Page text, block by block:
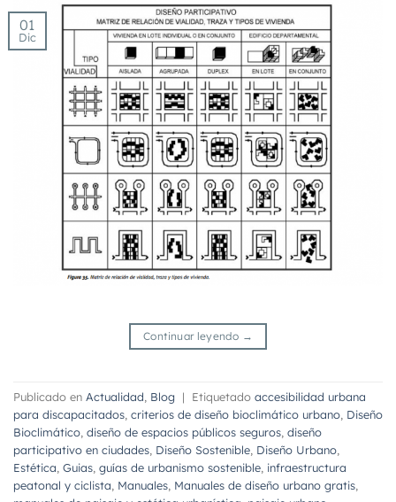
01
Dic
Continuar leyendo →
Publicado en Actualidad Blog | Etiquetado accesibilidad urbana
para discapacitados criterios de diseño bioclimático urbano Diseño
Bioclimático diseño de espacios públicos seguros diseño
participativo en ciudades Diseño Sostenible Diseño Urbano
Estética Guias guías de urbanismo sostenible infraestructura
peatonal y ciclista Manuales Manuales de diseño urbano gratis